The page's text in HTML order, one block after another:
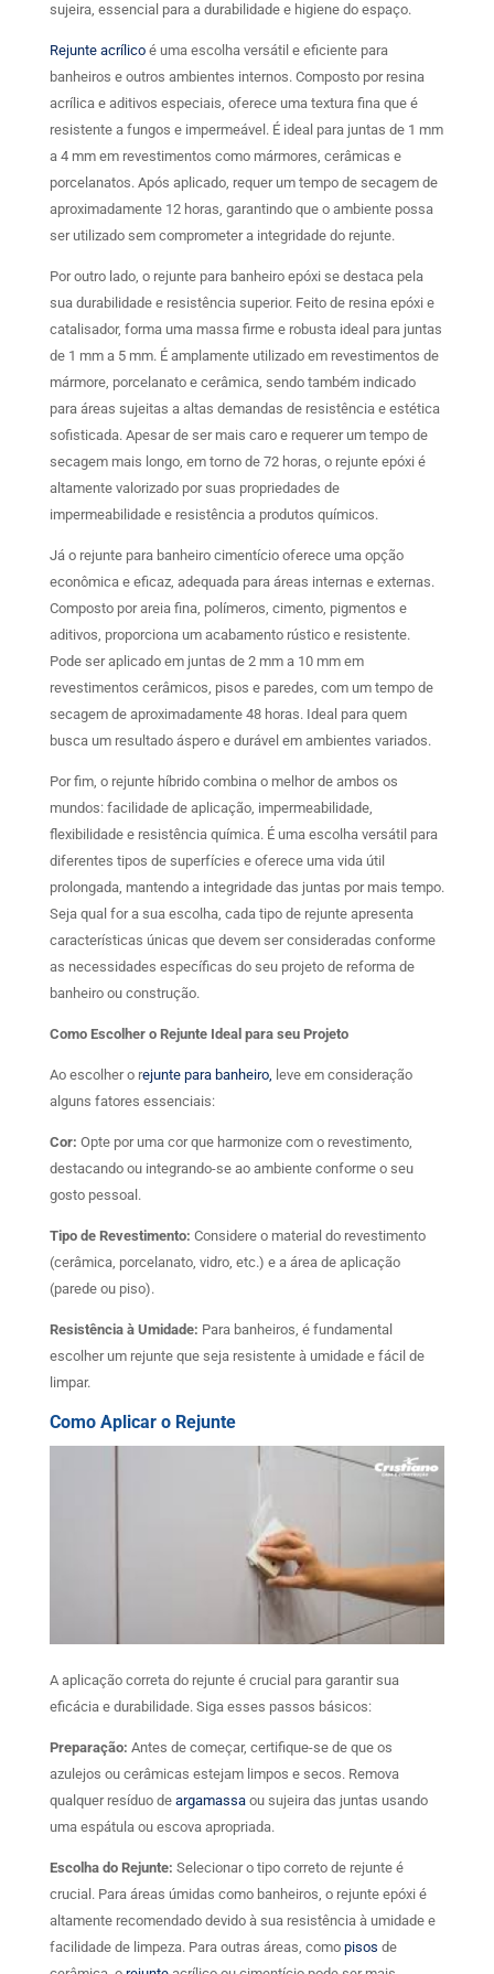
sujeira, essencial para a durabilidade e higiene do espaço.
Rejunte acrílicoé uma escolha versátil e eficiente para
banheiros e outros ambientes internos. Composto por resina
acrílica e aditivos especiais, oferece uma textura fina que é
resistente a fungos e impermeável. É ideal para juntas de 1 mm
a 4 mm em revestimentos como mármores, cerâmicas e
porcelanatos. Após aplicado, requer um tempo de secagem de
aproximadamente 12 horas, garantindo que o ambiente possa
ser utilizado sem comprometer a integridade do rejunte.
Por outro lado, o rejunte para banheiro epóxi se destaca pela
sua durabilidade e resistência superior. Feito de resina epóxi e
catalisador, forma uma massa firme e robusta ideal para juntas
de 1 mm a 5 mm. É amplamente utilizado em revestimentos de
mármore, porcelanato e cerâmica, sendo também indicado
para áreas sujeitas a altas demandas de resistência e estética
sofisticada. Apesar de ser mais caro e requerer um tempo de
secagem mais longo, em torno de 72 horas, o rejunte epóxi é
altamente valorizado por suas propriedades de
impermeabilidade e resistência a produtos químicos.
Já o rejunte para banheiro cimentício oferece uma opção
econômica e eficaz, adequada para áreas internas e externas.
Composto por areia fina, polímeros, cimento, pigmentos e
aditivos, proporciona um acabamento rústico e resistente.
Pode ser aplicado em juntas de 2 mm a 10 mm em
revestimentos cerâmicos, pisos e paredes, com um tempo de
secagem de aproximadamente 48 horas. Ideal para quem
busca um resultado áspero e durável em ambientes variados.
Por fim, o rejunte híbrido combina o melhor de ambos os
mundos: facilidade de aplicação, impermeabilidade,
flexibilidade e resistência química. É uma escolha versátil para
diferentes tipos de superfícies e oferece uma vida útil
prolongada, mantendo a integridade das juntas por mais tempo.
Seja qual for a sua escolha, cada tipo de rejunte apresenta
características únicas que devem ser consideradas conforme
as necessidades específicas do seu projeto de reforma de
banheiro ou construção.
Como Escolher o Rejunte Ideal para seu Projeto
Ao escolher o rejunte para banheiro, leve em consideração
alguns fatores essenciais:
Cor: Opte por uma cor que harmonize com o revestimento,
destacando ou integrando-se ao ambiente conforme o seu
gosto pessoal.
Tipo de Revestimento: Considere o material do revestimento
(cerâmica, porcelanato, vidro, etc.) e a área de aplicação
(parede ou piso).
Resistência à Umidade: Para banheiros, é fundamental
escolher um rejunte que seja resistente à umidade e fácil de
limpar.
Como Aplicar o Rejunte
A aplicação correta do rejunte é crucial para garantir sua
eficácia e durabilidade. Siga esses passos básicos:
Preparação: Antes de começar, certifique-se de que os
azulejos ou cerâmicas estejam limpos e secos. Remova
qualquer resíduo deargamassaou sujeira das juntas usando
uma espátula ou escova apropriada.
Escolha do Rejunte: Selecionar o tipo correto de rejunte é
crucial. Para áreas úmidas como banheiros, o rejunte epóxi é
altamente recomendado devido à sua resistência à umidade e
facilidade de limpeza. Para outras áreas, como pisos de